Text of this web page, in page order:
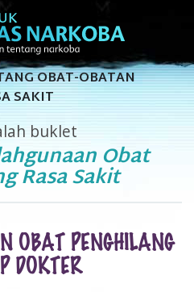
OBAT-OBATAN
SAKIT
buklet
Obat
Rasa Sakit
OBAT PENGHILANG
DOKTER